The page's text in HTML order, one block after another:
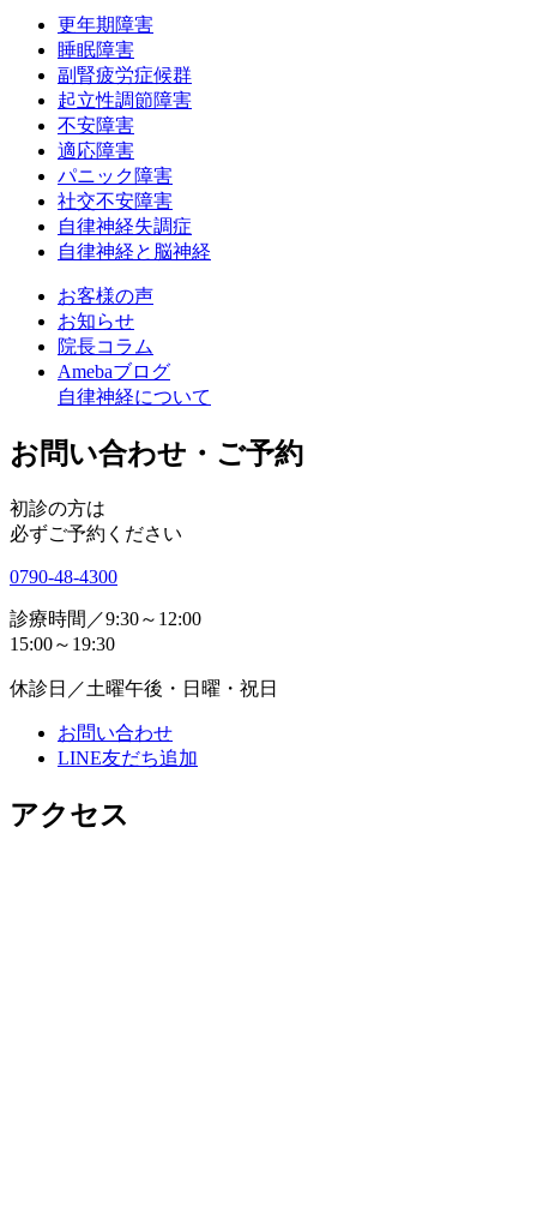
更年期障害
睡眠障害
副腎疲労症候群
起立性調節障害
不安障害
適応障害
パニック障害
社交不安障害
自律神経失調症
自律神経と脳神経
お客様の声
お知らせ
院長コラム
Amebaブログ
自律神経について
お問い合わせ・ご予約
初診の方は
必ずご予約ください
0790-48-4300
診療時間／9:30～12:00
15:00～19:30
休診日／土曜午後・日曜・祝日
お問い合わせ
LINE友だち追加
アクセス